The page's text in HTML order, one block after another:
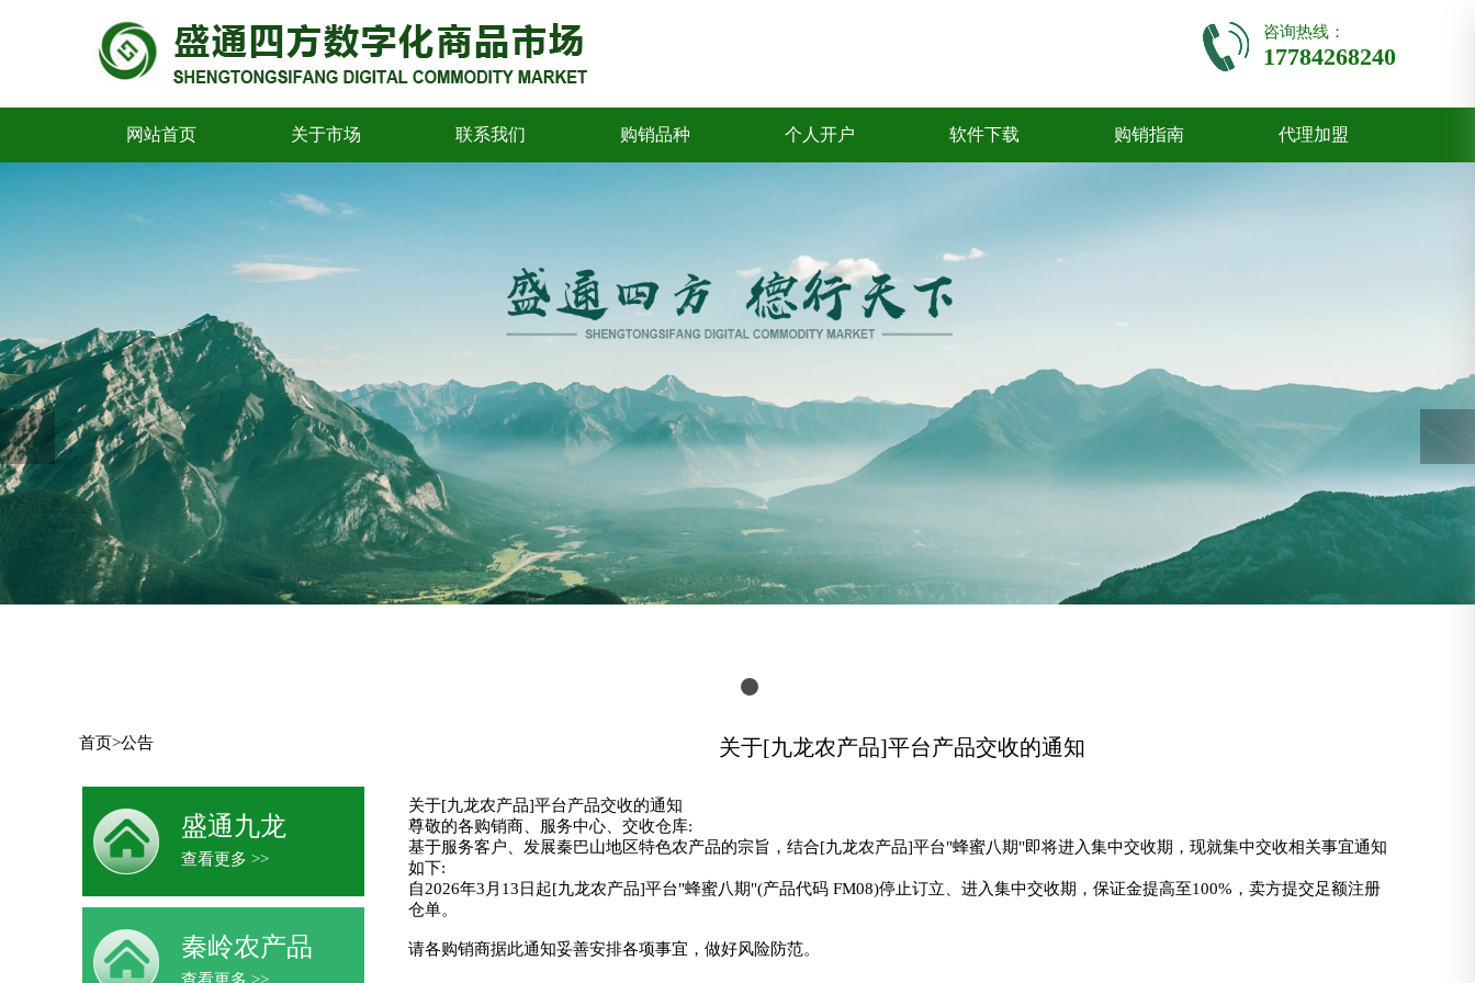
咨询热线：
17784268240
网站首页 关于市场 联系我们 购销品种 个人开户 软件下载 购销指南 代理加盟
首页>公告
盛通九龙
查看更多 >>
秦岭农产品
关于[九龙农产品]平台产品交收的通知
关于[九龙农产品]平台产品交收的通知
尊敬的各购销商、服务中心、交收仓库:
基于服务客户、发展秦巴山地区特色农产品的宗旨，结合[九龙农产品]平台"蜂蜜八期"即将进入集中交收期，现就集中交收相关事宜通知
如下:
自2026年3月13日起[九龙农产品]平台"蜂蜜八期"(产品代码 FM08)停止订立、进入集中交收期，保证金提高至100%，卖方提交足额注册
仓单。
请各购销商据此通知妥善安排各项事宜，做好风险防范。